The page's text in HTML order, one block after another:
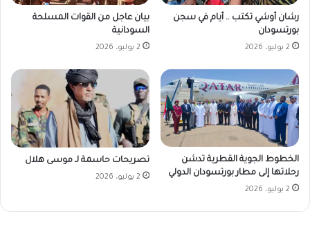
رشان أوشي تكتب .. أيام في سجن
بورتسودان
2 يوليو، 2026
بيان عاجل من القوات المسلحة
السودانية
2 يوليو، 2026
الخطوط الجوية القطرية تدشن
رحلاتها إلى مطار بورتسودان الدولي
2 يوليو، 2026
تصريحات حاسمة لـ موسى هلال
2 يوليو، 2026